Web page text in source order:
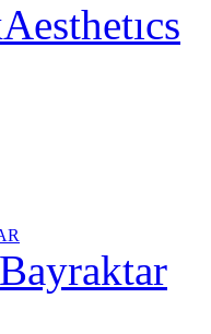
Aesthetıcs